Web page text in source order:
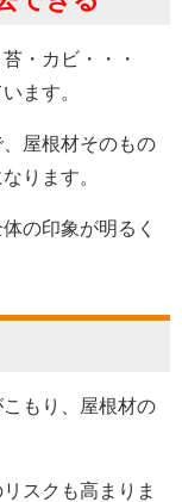
・カビ・・・
ます。
屋根材そのもの
ります。
の印象が明るく
もり、屋根材の
スクも高まりま